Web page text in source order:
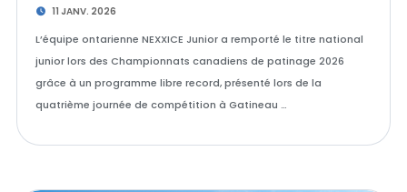
11 JANV. 2026
L’équipe ontarienne NEXXICE Junior a remporté le titre national
junior lors des Championnats canadiens de patinage 2026
grâce à un programme libre record, présenté lors de la
quatrième journée de compétition à Gatineau …